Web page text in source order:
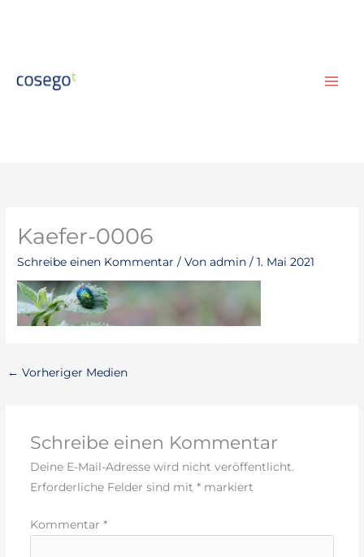
Kaefer-0006
Schreibe einen Kommentar / Vonadmin/1. Mai 2021
← Vorheriger Medien
Schreibe einen Kommentar
Deine E-Mail-Adresse wird nicht veröffentlicht.
Erforderliche Felder sind mit *markiert
Kommentar *